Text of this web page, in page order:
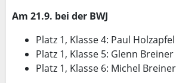
Am 21.9. bei der BWJ
Platz 1, Klasse 4: Paul Holzapfel
Platz 1, Klasse 5: Glenn Breiner
Platz 1, Klasse 6: Michel Breiner